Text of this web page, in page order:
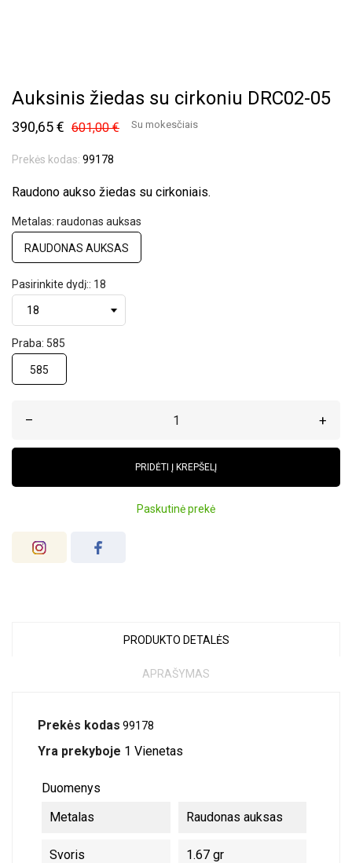
Auksinis žiedas su cirkoniu DRC02-05
390,65 € 601,00 € Su mokesčiais
Prekės kodas: 99178
Raudono aukso žiedas su cirkoniais.
Metalas: raudonas auksas
RAUDONAS AUKSAS
Pasirinkite dydį:: 18
Praba: 585
585
– +
PRIDĖTI Į KREPŠELĮ
Paskutinė prekė
PRODUKTO DETALĖS
APRAŠYMAS
Prekės kodas 99178
Yra prekyboje 1 Vienetas
Duomenys
Metalas
Raudonas auksas
Svoris 1.67 gr